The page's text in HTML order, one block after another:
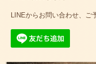
LINEからお問い合わせ、